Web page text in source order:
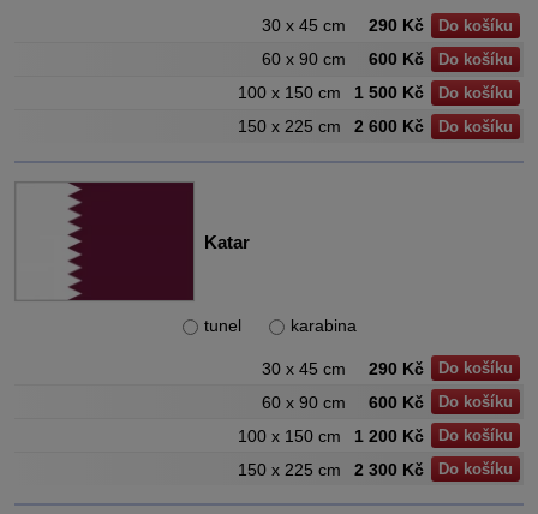
30 x 45 cm 290 Kč Do košíku
60 x 90 cm 600 Kč Do košíku
100 x 150 cm 1 500 Kč Do košíku
150 x 225 cm 2 600 Kč Do košíku
Katar
tunel karabina
30 x 45 cm 290 Kč Do košíku
60 x 90 cm 600 Kč Do košíku
100 x 150 cm 1 200 Kč Do košíku
150 x 225 cm 2 300 Kč Do košíku